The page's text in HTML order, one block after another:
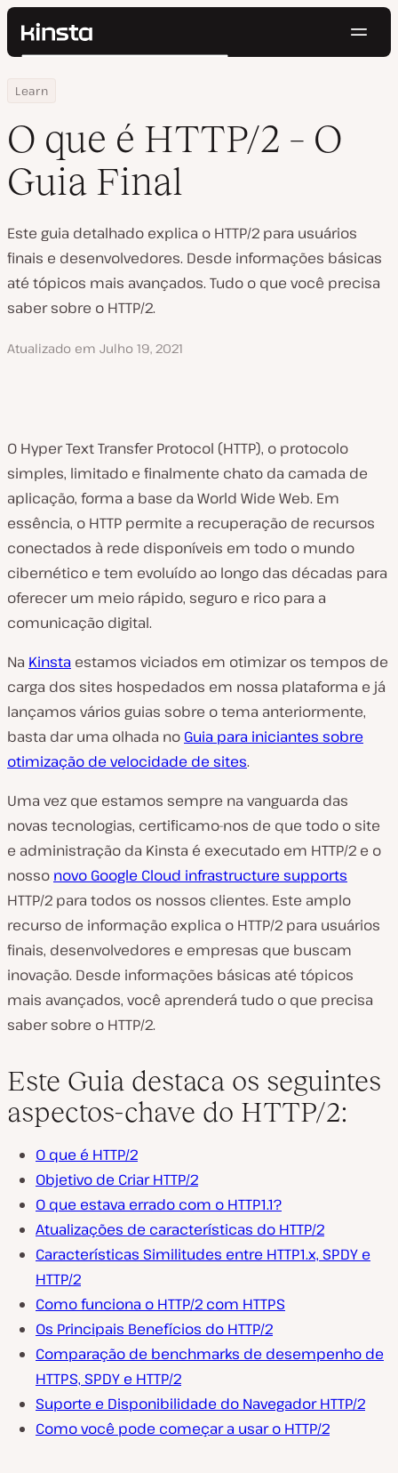
Kinsta®
Recursos
Contato
Pesquisar
Home
Centro de Recursos
Learn
O que é HTTP/2 – O Guia Final
O que é HTTP/2 – O
Guia Final
Este guia detalhado explica o HTTP/2 para usuários
finais e desenvolvedores. Desde informações básicas
até tópicos mais avançados. Tudo o que você precisa
saber sobre o HTTP/2.
Atualizado em Julho 19, 2021
O Hyper Text Transfer Protocol (HTTP), o protocolo
simples, limitado e finalmente chato da camada de
aplicação, forma a base da World Wide Web. Em
essência, o HTTP permite a recuperação de recursos
conectados à rede disponíveis em todo o mundo
cibernético e tem evoluído ao longo das décadas para
oferecer um meio rápido, seguro e rico para a
comunicação digital.
Na Kinsta estamos viciados em otimizar os tempos de
carga dos sites hospedados em nossa plataforma e já
lançamos vários guias sobre o tema anteriormente,
basta dar uma olhada no Guia para iniciantes sobre
otimização de velocidade de sites.
Uma vez que estamos sempre na vanguarda das
novas tecnologias, certificamo-nos de que todo o site
e administração da Kinsta é executado em HTTP/2 e o
nosso novo Google Cloud infrastructure supports
HTTP/2 para todos os nossos clientes. Este amplo
recurso de informação explica o HTTP/2 para usuários
finais, desenvolvedores e empresas que buscam
inovação. Desde informações básicas até tópicos
mais avançados, você aprenderá tudo o que precisa
saber sobre o HTTP/2.
Este Guia destaca os seguintes
aspectos-chave do HTTP/2:
O que é HTTP/2
Objetivo de Criar HTTP/2
O que estava errado com o HTTP1.1?
Atualizações de características do HTTP/2
Características Similitudes entre HTTP1.x, SPDY e
HTTP/2
Como funciona o HTTP/2 com HTTPS
Os Principais Benefícios do HTTP/2
Comparação de benchmarks de desempenho de
HTTPS, SPDY e HTTP/2
Suporte e Disponibilidade do Navegador HTTP/2
Como você pode começar a usar o HTTP/2